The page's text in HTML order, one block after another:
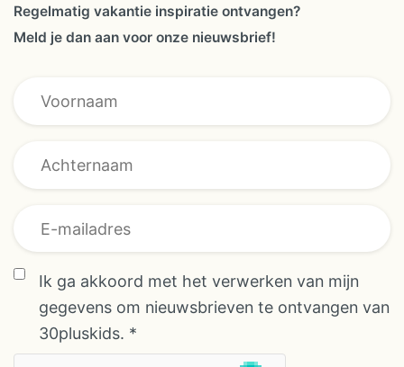
Regelmatig vakantie inspiratie ontvangen?
Meld je dan aan voor onze nieuwsbrief!
Achternaam * *
Ik ga akkoord met het verwerken van mijn
gegevens om nieuwsbrieven te ontvangen van
30pluskids. *